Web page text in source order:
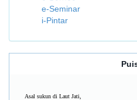
e-Seminar
i-Pintar
Asal sukun di Laut Jati,